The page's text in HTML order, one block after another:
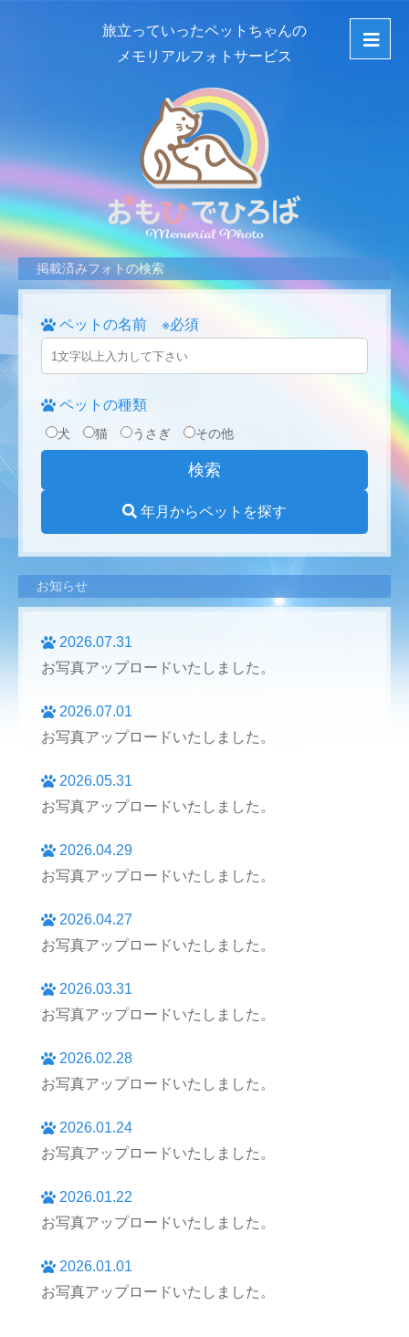
旅立っていったペットちゃんの
メモリアルフォトサービス
掲載済みフォトの検索
ペットの名前 ※必須
ペットの種類
犬 猫 うさぎ その他
年月からペットを探す
お知らせ
2026.07.31
お写真アップロードいたしました。
2026.07.01
お写真アップロードいたしました。
2026.05.31
お写真アップロードいたしました。
2026.04.29
お写真アップロードいたしました。
2026.04.27
お写真アップロードいたしました。
2026.03.31
お写真アップロードいたしました。
2026.02.28
お写真アップロードいたしました。
2026.01.24
お写真アップロードいたしました。
2026.01.22
お写真アップロードいたしました。
2026.01.01
お写真アップロードいたしました。